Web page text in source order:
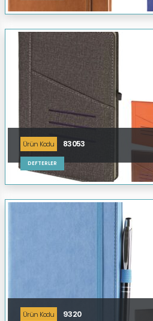
Ürün Kodu 83053
DEFTERLER
Ürün Kodu 9320